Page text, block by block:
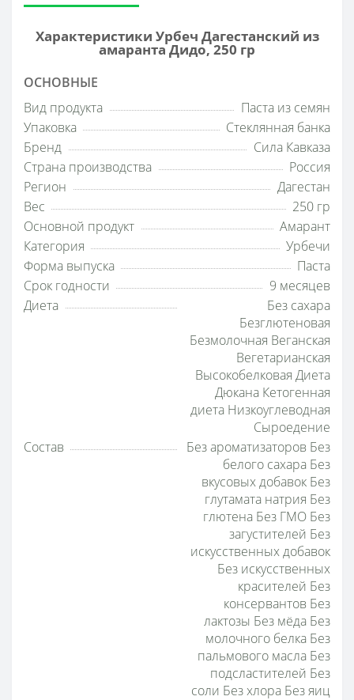
Характеристики Урбеч Дагестанский из
амаранта Дидо, 250 гр
ОСНОВНЫЕ
Вид продукта
Паста из семян
Упаковка
Стеклянная банка
Бренд
Сила Кавказа
Страна производства
Россия
Регион
Дагестан
Вес
250 гр
Основной продукт
Амарант
Категория
Урбечи
Форма выпуска
Паста
Срок годности
9 месяцев
Диета
Без сахара
Безглютеновая
Безмолочная Веганская
Вегетарианская
Высокобелковая Диета
Дюкана Кетогенная
диета Низкоуглеводная
Сыроедение
Состав
Без ароматизаторов Без
белого сахара Без
вкусовых добавок Без
глутамата натрия Без
глютена Без ГМО Без
загустителей Без
искусственных добавок
Без искусственных
красителей Без
консервантов Без
лактозы Без мёда Без
молочного белка Без
пальмового масла Без
подсластителей Без
соли Без хлора Без яиц